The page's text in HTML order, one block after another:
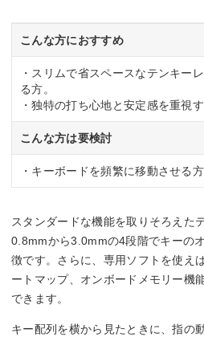
こんな方におすすめ
・スリムで省スペースなテンキー
る方。
・独特の打ち心地と安定感を重視す
こんな方は要検討
・キーボードを頻繁に移動させる方
スタンダードな機能を取りそろえた
0.8mmから3.0mmの4段階でキーの
徴です。さらに、専用ソフトを使え
ートマップ、オンボードメモリー機
できます。
キー配列を横から見たときに、指の